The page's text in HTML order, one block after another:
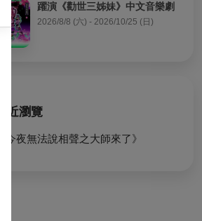
躍演《勸世三姊妹》中文音樂劇
2026/8/8 (六) - 2026/10/25 (日)
最近瀏覽
《今夜無法說相聲之大師來了》